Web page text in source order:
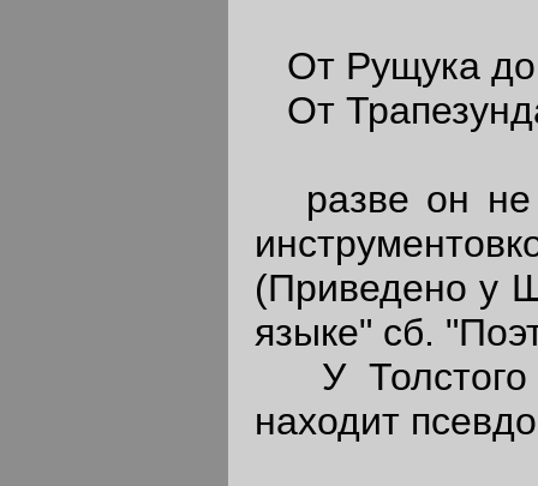
От Рущука
От
разве он не
(Приведено у
языке" сб.
У Толстого
находит